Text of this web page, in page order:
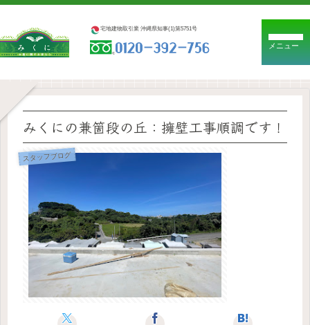
宅地建物取引業 沖縄県知事(1)第5751号
メニュー
みくにの兼箇段の丘：擁壁工事順調です！
スタッフブログ